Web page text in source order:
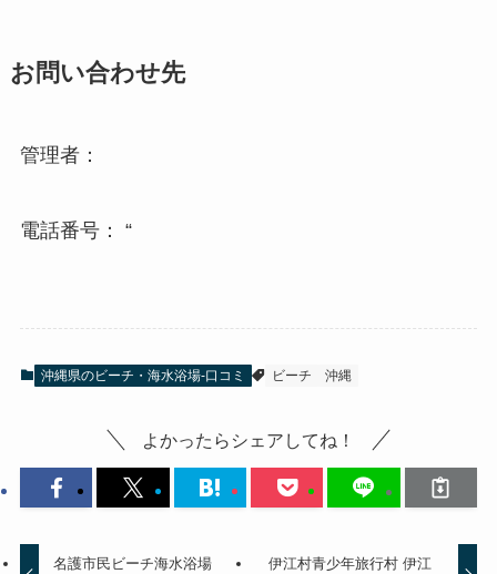
お問い合わせ先
管理者：
電話番号： “
沖縄県のビーチ・海水浴場-口コミ ビーチ 沖縄
よかったらシェアしてね！
名護市民ビーチ海水浴場
伊江村青少年旅行村 伊江